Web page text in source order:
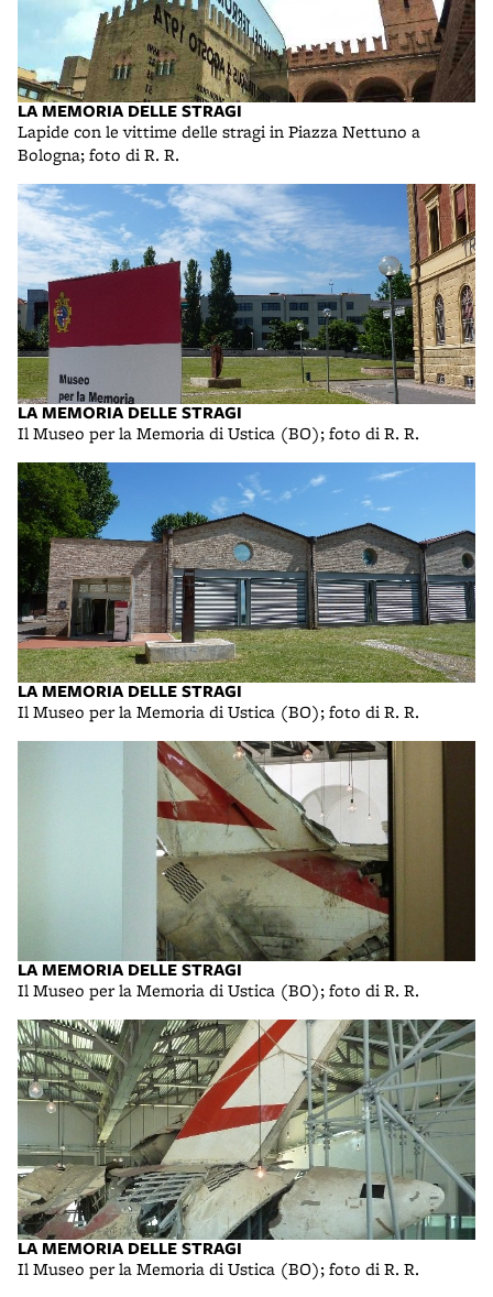
LA MEMORIA DELLE STRAGI
Lapide con le vittime delle stragi in Piazza Nettuno a
Bologna; foto di R. R.
LA MEMORIA DELLE STRAGI
Il Museo per la Memoria di Ustica (BO); foto di R. R.
LA MEMORIA DELLE STRAGI
Il Museo per la Memoria di Ustica (BO); foto di R. R.
LA MEMORIA DELLE STRAGI
Il Museo per la Memoria di Ustica (BO); foto di R. R.
LA MEMORIA DELLE STRAGI
Il Museo per la Memoria di Ustica (BO); foto di R. R.